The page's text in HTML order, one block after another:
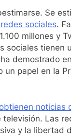
Se
sociales.
millones y
sociales tienen
demostrado
un papel en la
noticias
Las
y la libertad